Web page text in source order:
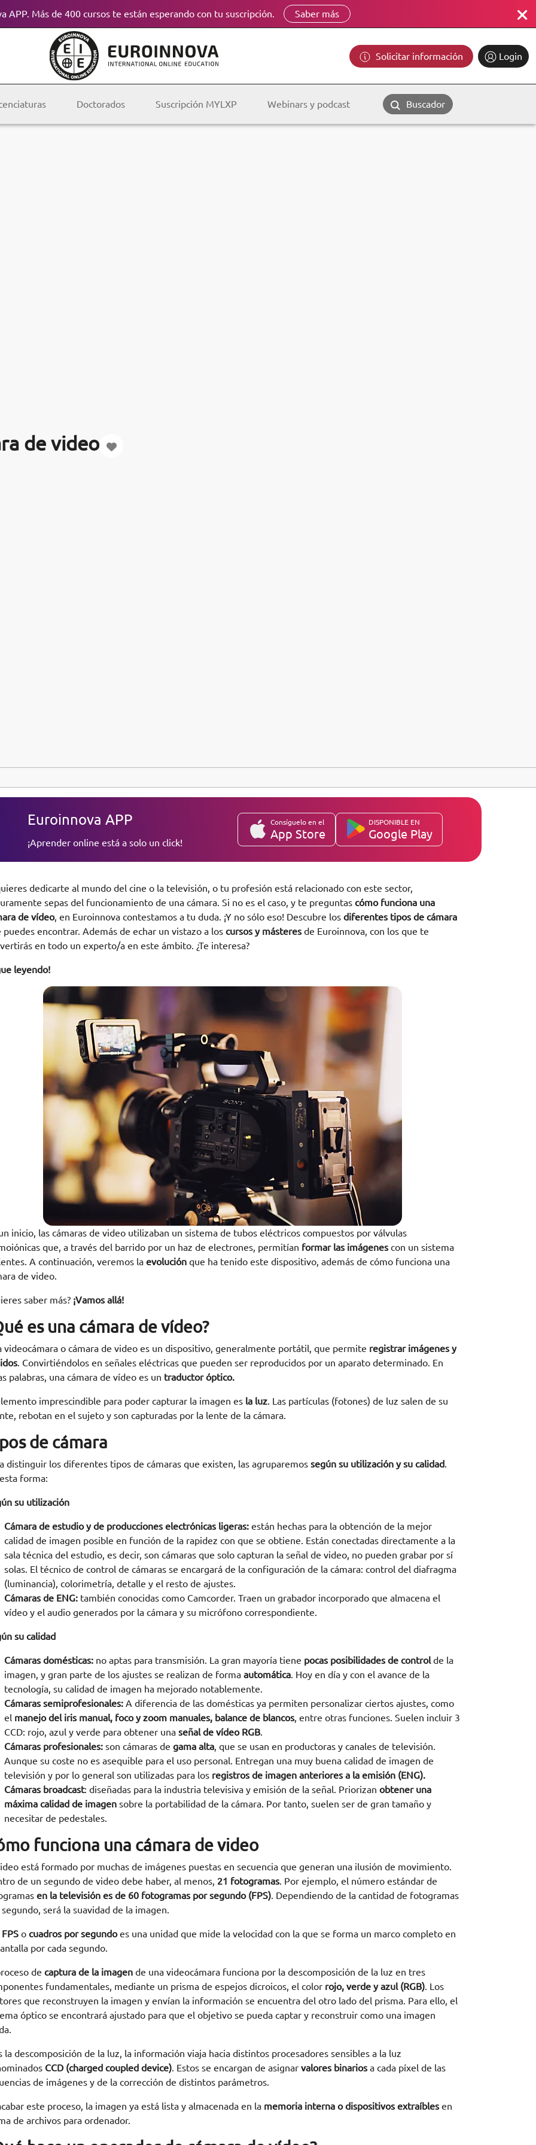
APP. Más de 400 cursos te están esperando con tu suscripción. Saber más
Solicitar información Login
Doctorados Suscripción MYLXP Webinars y podcast Buscador
de video
Euroinnova APP
¡Aprender online está a solo un click!
Consíguelo en el
App Store
DISPONIBLE EN
Google Play
dedicarte al mundo del cine o la televisión, o tu profesión está relacionado con este sector,
sepas del funcionamiento de una cámara. Si no es el caso, y te preguntas cómo funciona una
de vídeo, en Euroinnova contestamos a tu duda. ¡Y no sólo eso! Descubre los diferentes tipos de cámara
puedes encontrar. Además de echar un vistazo a los cursos y másteresde Euroinnova, con los que te
en todo un experto/a en este ámbito. ¿Te interesa?
leyendo!
inicio, las cámaras de video utilizaban un sistema de tubos eléctricos compuestos por válvulas
que, a través del barrido por un haz de electrones, permitían formar las imágenescon un sistema
A continuación, veremos la evoluciónque ha tenido este dispositivo, además de cómo funciona una
de video.
saber más? ¡Vamos allá!
es una cámara de vídeo?
videocámara o cámara de video es un dispositivo, generalmente portátil, que permite registrar imágenes y
. Convirtiéndolos en señales eléctricas que pueden ser reproducidos por un aparato determinado. En
palabras, una cámara de vídeo es un traductor óptico.
imprescindible para poder capturar la imagen es la luz. Las partículas (fotones) de luz salen de su
rebotan en el sujeto y son capturadas por la lente de la cámara.
de cámara
distinguir los diferentes tipos de cámaras que existen, las agruparemos según su utilización y su calidad.
forma:
su utilización
Cámara de estudio y de producciones electrónicas ligeras: están hechas para la obtención de la mejor
calidad de imagen posible en función de la rapidez con que se obtiene. Están conectadas directamente a la
sala técnica del estudio, es decir, son cámaras que solo capturan la señal de video, no pueden grabar por sí
solas. El técnico de control de cámaras se encargará de la configuración de la cámara: control del diafragma
(luminancia), colorimetría, detalle y el resto de ajustes.
Cámaras de ENG: también conocidas como Camcorder. Traen un grabador incorporado que almacena el
vídeo y el audio generados por la cámara y su micrófono correspondiente.
su calidad
Cámaras domésticas: no aptas para transmisión. La gran mayoría tiene pocas posibilidades de controlde la
imagen, y gran parte de los ajustes se realizan de forma automática. Hoy en día y con el avance de la
tecnología, su calidad de imagen ha mejorado notablemente.
Cámaras semiprofesionales: A diferencia de las domésticas ya permiten personalizar ciertos ajustes, como
el manejo del iris manual, foco y zoom manuales, balance de blancos, entre otras funciones. Suelen incluir 3
CCD: rojo, azul y verde para obtener unaseñal de vídeo RGB.
Cámaras profesionales: son cámaras de gama alta, que se usan en productoras y canales de televisión.
Aunque su coste no es asequible para el uso personal. Entregan una muy buena calidad de imagen de
televisión y por lo general son utilizadas para los registros de imagen anteriores a la emisión (ENG).
Cámaras broadcast: diseñadas para la industria televisiva y emisión de la señal. Priorizan obtener una
máxima calidad de imagensobre la portabilidad de la cámara. Por tanto, suelen ser de gran tamaño y
necesitar de pedestales.
funciona una cámara de video
está formado por muchas de imágenes puestas en secuencia que generan una ilusión de movimiento.
de un segundo de video debe haber, al menos, 21 fotogramas. Por ejemplo, el número estándar de
en la televisión es de 60 fotogramas por segundo (FPS). Dependiendo de la cantidad de fotogramas
será la suavidad de la imagen.
FPSo cuadros por segundoes una unidad que mide la velocidad con la que se forma un marco completo en
por cada segundo.
de captura de la imagende una videocámara funciona por la descomposición de la luz en tres
fundamentales, mediante un prisma de espejos dicroicos, el color rojo, verde y azul (RGB). Los
que reconstruyen la imagen y envían la información se encuentra del otro lado del prisma. Para ello, el
óptico se encontrará ajustado para que el objetivo se pueda captar y reconstruir como una imagen
la descomposición de la luz, la información viaja hacia distintos procesadores sensibles a la luz
CCD (charged coupled device). Estos se encargan de asignar valores binariosa cada píxel de las
de imágenes y de la corrección de distintos parámetros.
este proceso, la imagen ya está lista y almacenada en lamemoria interna o dispositivos extraíblesen
de archivos para ordenador.